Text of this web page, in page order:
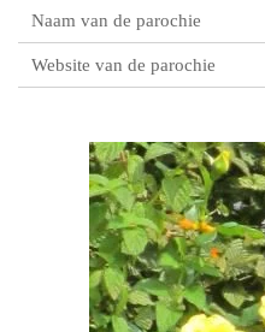
Naam van de parochie
Website van de parochie